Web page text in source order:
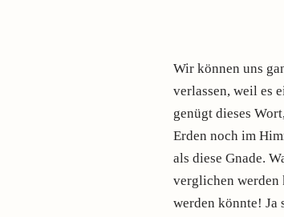
Wir können uns
verlassen, weil es
genügt dieses
Erden noch im
als diese Gnade.
verglichen werden
werden könnte! Ja